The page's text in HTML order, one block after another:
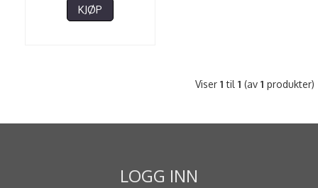
KJØP
Viser 1 til 1 (av 1 produkter)
LOGG INN